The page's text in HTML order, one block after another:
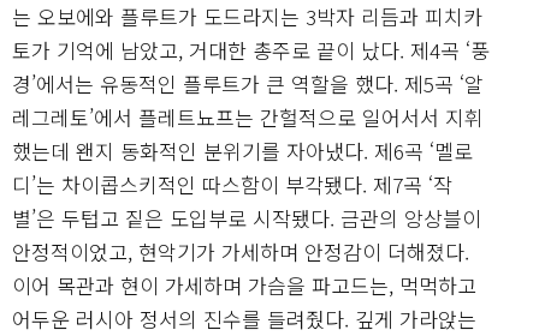
는 오보에와 플루트가 도드라지는 3박자 리듬과 피치카
토가 기억에 남았고, 거대한 총주로 끝이 났다. 제4곡 ‘풍
경’에서는 유동적인 플루트가 큰 역할을 했다. 제5곡 ‘알
레그레토’에서 플레트뇨프는 간헐적으로 일어서서 지휘
했는데 왠지 동화적인 분위기를 자아냈다. 제6곡 ‘멜로
디’는 차이콥스키적인 따스함이 부각됐다. 제7곡 ‘작
별’은 두텁고 짙은 도입부로 시작됐다. 금관의 앙상블이
안정적이었고, 현악기가 가세하며 안정감이 더해졌다.
이어 목관과 현이 가세하며 가슴을 파고드는, 먹먹하고
어두운 러시아 정서의 진수를 들려줬다. 깊게 가라앉는